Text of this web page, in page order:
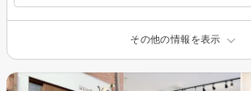
その他の情報を表示